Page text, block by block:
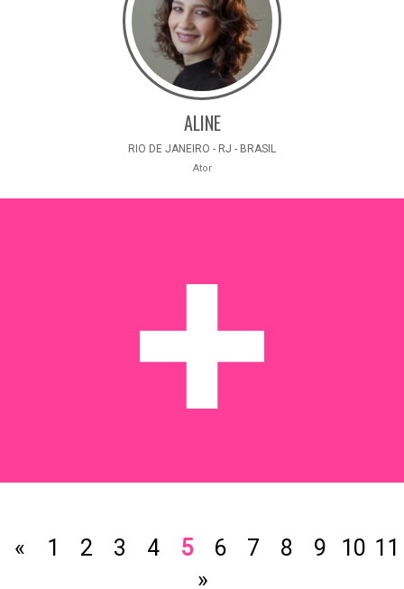
ALINE
RIO DE JANEIRO - RJ - BRASIL
Ator
« 1 2 3 4 5 6 7 8 9 10 11
»